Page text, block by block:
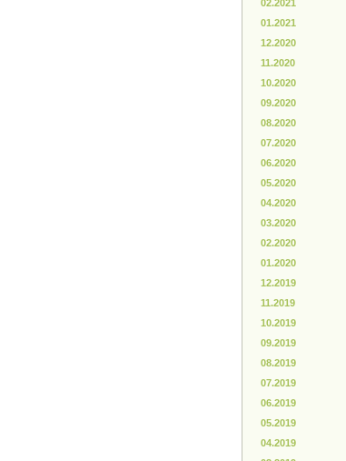
02.2021
01.2021
12.2020
11.2020
10.2020
09.2020
08.2020
07.2020
06.2020
05.2020
04.2020
03.2020
02.2020
01.2020
12.2019
11.2019
10.2019
09.2019
08.2019
07.2019
06.2019
05.2019
04.2019